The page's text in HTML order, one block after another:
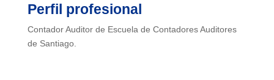
Perfil profesional
Contador Auditor de Escuela de Contadores Auditores
de Santiago.